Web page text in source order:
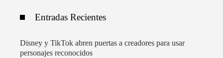
Entradas Recientes
Disney y TikTok abren puertas a creadores para usar
personajes reconocidos